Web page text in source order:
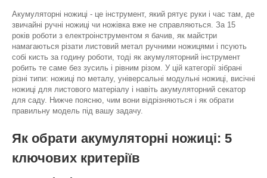
Акумуляторні ножиці - це інструмент, який рятує руки і час там, де
звичайні ручні ножиці чи ножівка вже не справляються. За 15
років роботи з електроінструментом я бачив, як майстри
намагаються різати листовий метал ручними ножицями і псують
собі кисть за годину роботи, тоді як акумуляторний інструмент
робить те саме без зусиль і рівним різом. У цій категорії зібрані
різні типи: ножиці по металу, універсальні модульні ножиці, висічні
ножиці для листового матеріалу і навіть акумуляторний секатор
для саду. Нижче поясню, чим вони відрізняються і як обрати
правильну модель під вашу задачу.
Як обрати акумуляторні ножиці: 5
ключових критеріїв